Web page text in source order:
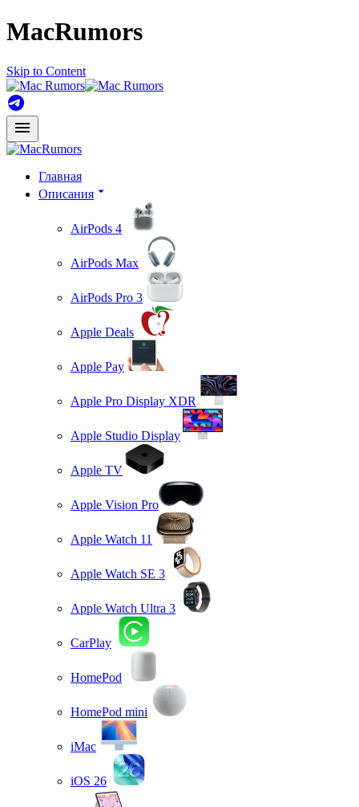
MacRumors
Skip to Content
Главная
Описания
AirPods 4
AirPods Max
AirPods Pro 3
Apple Deals
Apple Pay
Apple Pro Display XDR
Apple Studio Display
Apple TV
Apple Vision Pro
Apple Watch 11
Apple Watch SE 3
Apple Watch Ultra 3
CarPlay
HomePod
HomePod mini
iMac
iOS 26